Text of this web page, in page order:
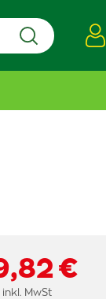
€
inkl. MwSt